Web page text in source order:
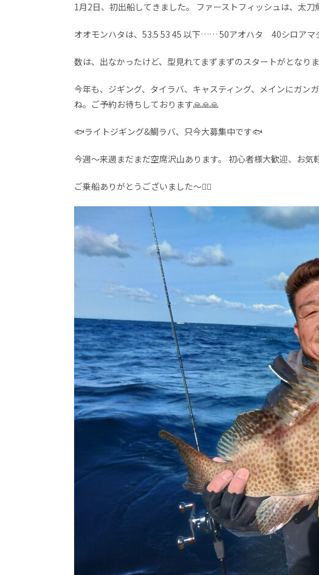
1月2日、初出船してきました。 ファーストフィッシュは、太刀
オオモンハタは、53.5 53 45 以下…… 50アオハタ 40シロア
数は、出なかったけど、型見れてまずまずのスタートがとなり
今年も、ジギング、タイラバ、キャスティング、メインにガン
ね。ご予約お待ちしております🙏🙏🙏
🐟️ライトジギング&鯛ラバ、只今大募集中です🐟
今週～来週まだまだ空席沢山あります。 初心者様大歓迎、お気
ご乗船ありがとうございました～🙇‍♀️